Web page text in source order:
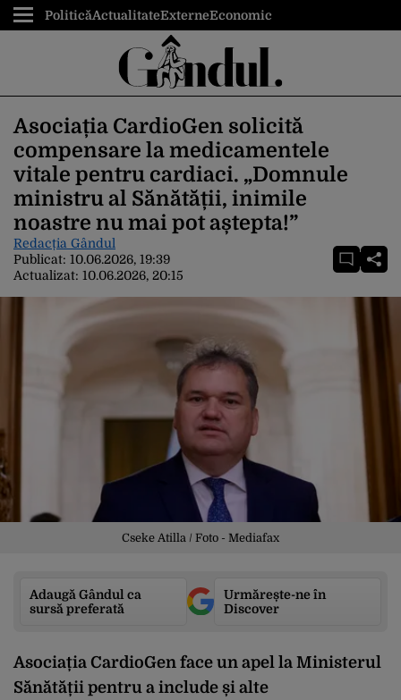
PoliticăActualitateExterneEconomic
Asociația CardioGen solicită
compensare la medicamentele
vitale pentru cardiaci. „Domnule
ministru al Sănătății, inimile
noastre nu mai pot aștepta!”
Redacția Gândul
Publicat: 10.06.2026, 19:39
Actualizat: 10.06.2026, 20:15
Cseke Atilla / Foto - Mediafax
Adaugă Gândul ca
sursă preferată
Urmărește-ne în
Discover
Asociația CardioGen face un apel la Ministerul
Sănătății pentru a include și alte